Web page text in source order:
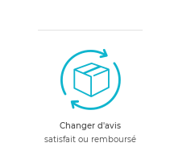
Changer d'avis
satisfait ou remboursé